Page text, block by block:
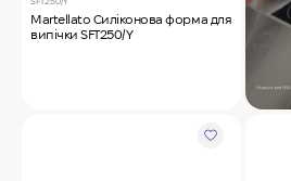
Martellato Силіконова форма для
випічки SFT250/Y